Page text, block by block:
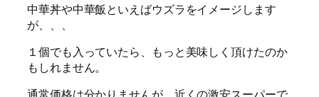
中華丼や中華飯といえばウズラをイメージします
が、、、
１個でも入っていたら、もっと美味しく頂けたのか
もしれません。